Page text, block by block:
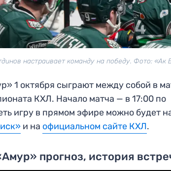
настраивает команду на победу. Фото: «Ак
1 октября сыграют между собой в
КХЛ. Начало матча — в 17:00 по
игру в прямом эфире можно будет
и на официальном сайте КХЛ.
прогноз, история